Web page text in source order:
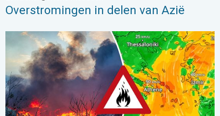
Overstromingen in delen van Azië
Ook in Zuidoost-Europa woeden bosbranden. Hitte en veel